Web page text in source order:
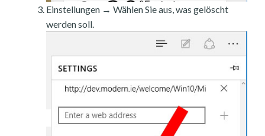
Einstellungen → Wählen Sie aus, was gelöscht
werden soll.